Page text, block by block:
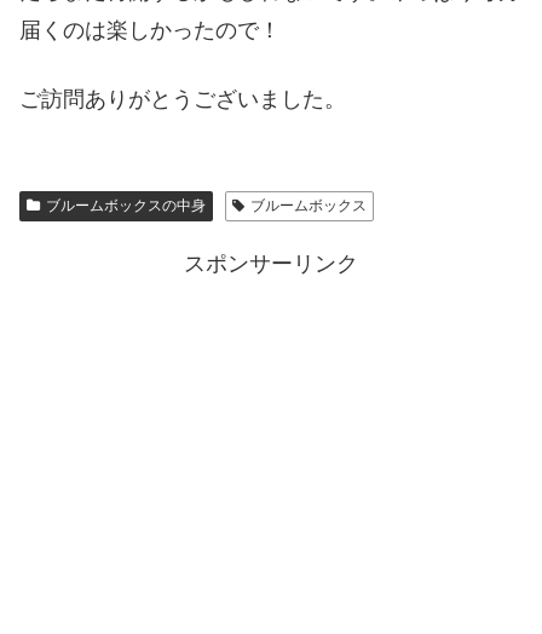
届くのは楽しかったので！
ご訪問ありがとうございました。
ブルームボックスの中身 ブルームボックス
スポンサーリンク